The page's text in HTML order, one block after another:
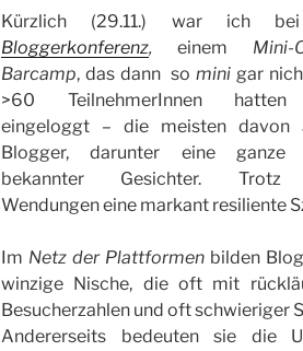
Kürzlich (29.11.) war ich
Bloggerkonferenz, einem Mini-
Barcamp, das dann somini gar
>60 TeilnehmerInnen
eingeloggt – die meisten davon
Blogger, darunter eine ganze
bekannter Gesichter. Trotz
Wendungen eine markant resiliente
Im Netz der Plattformenbilden
winzige Nische, die oft mit
Besucherzahlen und oft schwieriger
Andererseits bedeuten sie die